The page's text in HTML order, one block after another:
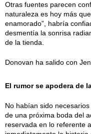
Otras fuentes parecen
naturaleza es hoy más
enamorado”, habría
desmentía la sonrisa
de la tienda.
Donovan ha salido con
El rumor se apodera de
No habían sido
de una próxima boda del
reservada en lo referente